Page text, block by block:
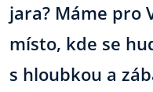
jara? Máme pro
místo, kde se
s hloubkou a